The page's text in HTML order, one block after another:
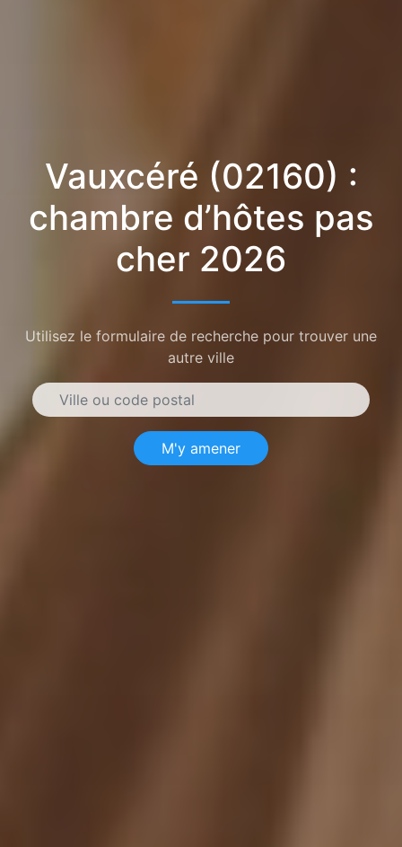
Vauxcéré (02160) :
chambre d’hôtes pas
cher 2026
Utilisez le formulaire de recherche pour trouver une
autre ville
M'y amener